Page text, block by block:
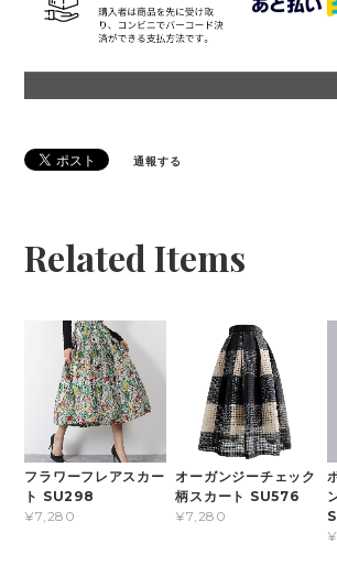
通報する
Related Items
フラワーフレアスカー
ト SU298
¥7,280
オーガンジーチェック
柄スカート SU576
¥7,280